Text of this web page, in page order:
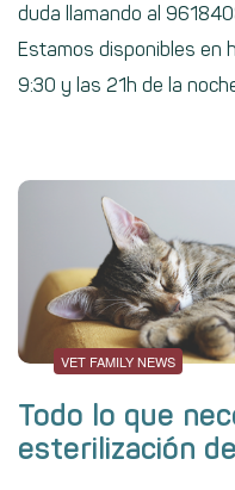
duda llamando al
Estamos disponibles en
9:30 y las 21h de la
VET FAMILY NEWS
Todo lo que
esterilización